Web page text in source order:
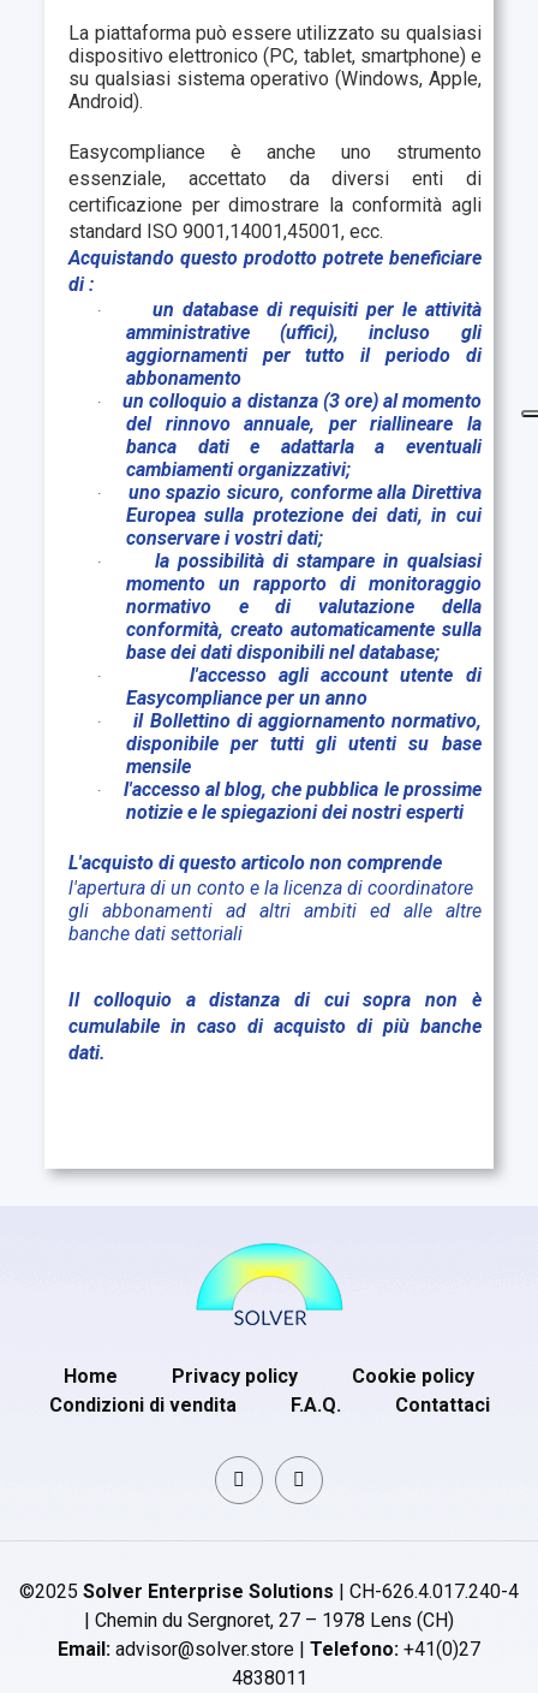
La piattaforma può essere utilizzato su qualsiasi
dispositivo elettronico (PC, tablet, smartphone) e
su qualsiasi sistema operativo (Windows, Apple,
Android).
Easycompliance è anche uno strumento
essenziale, accettato da diversi enti di
certificazione per dimostrare la conformità agli
standard ISO 9001,14001,45001, ecc.
Acquistando questo prodotto potrete beneficiare
di :
·
un database di requisiti per le attività
amministrative (uffici), incluso gli
aggiornamenti per tutto il periodo di
abbonamento
·
un colloquio a distanza (3 ore) al momento
del rinnovo annuale, per riallineare la
banca dati e adattarla a eventuali
cambiamenti organizzativi;
·
uno spazio sicuro, conforme alla Direttiva
Europea sulla protezione dei dati, in cui
conservare i vostri dati;
·
la possibilità di stampare in qualsiasi
momento un rapporto di monitoraggio
normativo e di valutazione della
conformità, creato automaticamente sulla
base dei dati disponibili nel database;
·
l'accesso agli account utente di
Easycompliance per un anno
·
il Bollettino di aggiornamento normativo,
disponibile per tutti gli utenti su base
mensile
·
l'accesso al blog, che pubblica le prossime
notizie e le spiegazioni dei nostri esperti
L'acquisto di questo articolo non comprende
l'apertura di un conto e la licenza di coordinatore
gli abbonamenti ad altri ambiti ed alle altre
banche dati settoriali
Il colloquio a distanza di cui sopra non è
cumulabile in caso di acquisto di più banche
dati.
Home Privacy policy
Cookie policy
Condizioni di vendita
F.A.Q. Contattaci
©2025 Solver Enterprise Solutions | CH-626.4.017.240-4
| Chemin du Sergnoret, 27 – 1978 Lens (CH)
Email: advisor@solver.store | Telefono: +41(0)27
4838011